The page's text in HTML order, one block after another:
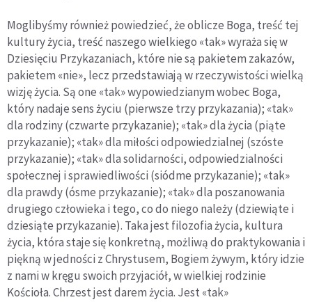
Moglibyśmy również powiedzieć, że oblicze Boga, treść tej
kultury życia, treść naszego wielkiego «tak» wyraża się w
Dziesięciu Przykazaniach, które nie są pakietem zakazów,
pakietem «nie», lecz przedstawiają w rzeczywistości wielką
wizję życia. Są one «tak» wypowiedzianym wobec Boga,
który nadaje sens życiu (pierwsze trzy przykazania); «tak»
dla rodziny (czwarte przykazanie); «tak» dla życia (piąte
przykazanie); «tak» dla miłości odpowiedzialnej (szóste
przykazanie); «tak» dla solidarności, odpowiedzialności
społecznej i sprawiedliwości (siódme przykazanie); «tak»
dla prawdy (ósme przykazanie); «tak» dla poszanowania
drugiego człowieka i tego, co do niego należy (dziewiąte i
dziesiąte przykazanie). Taka jest filozofia życia, kultura
życia, która staje się konkretną, możliwą do praktykowania i
piękną w jedności z Chrystusem, Bogiem żywym, który idzie
z nami w kręgu swoich przyjaciół, w wielkiej rodzinie
Kościoła. Chrzest jest darem życia. Jest «tak»